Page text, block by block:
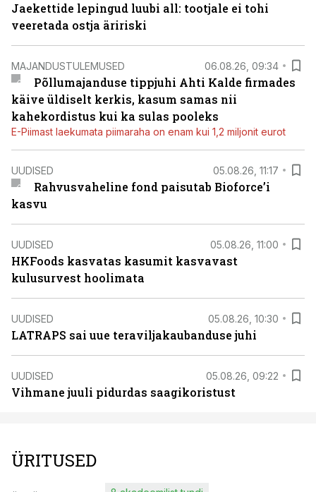
Jaekettide lepingud luubi all: tootjale ei tohi
veeretada ostja äririski
MAJANDUSTULEMUSED 06.08.26, 09:34
Põllumajanduse tippjuhi Ahti Kalde firmades
käive üldiselt kerkis, kasum samas nii
kahekordistus kui ka sulas pooleks
E-Piimast laekumata piimaraha on enam kui 1,2 miljonit eurot
UUDISED 05.08.26, 11:17
Rahvusvaheline fond paisutab Bioforce’i
kasvu
UUDISED 05.08.26, 11:00
HKFoods kasvatas kasumit kasvavast
kulusurvest hoolimata
UUDISED 05.08.26, 10:30
LATRAPS sai uue teraviljakaubanduse juhi
UUDISED 05.08.26, 09:22
Vihmane juuli pidurdas saagikoristust
ÜRITUSED